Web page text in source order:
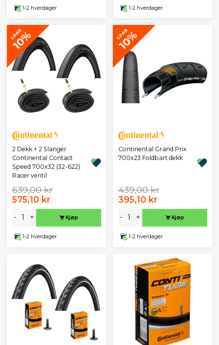
1-2 hverdager 1-2 hverdager
SPAR
10%
2 Dekk + 2 Slanger
Continental Contact
Speed 700x32 (32-622)
Racer ventil
639,00 kr
575,10 kr
- + Kjøp
1-2 hverdager
SPAR
10%
Continental Grand Prix
700x23 Foldbart dekk
439,00 kr
395,10 kr
- + Kjøp
1-2 hverdager